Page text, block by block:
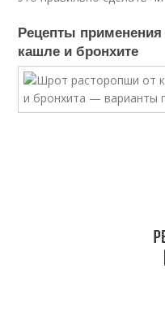
Рецепты
кашле и бронхите